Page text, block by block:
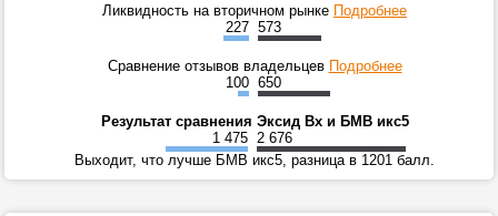
Ликвидность на вторичном рынке Подробнее
227 573
Сравнение отзывов владельцев Подробнее
100 650
Результат сравнения Эксид Вх и БМВ икс5
1 475 2 676
Выходит, что лучше БМВ икс5, разница в 1201 балл.